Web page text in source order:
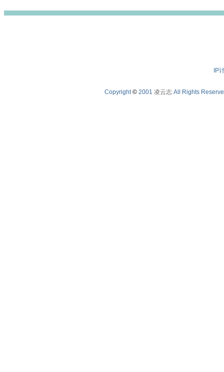
IP
Copyright© 2001 凌云志 All Rights